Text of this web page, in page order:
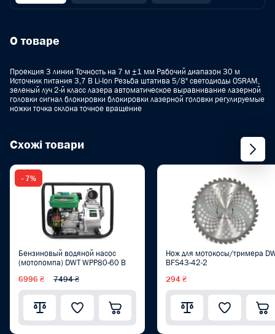
О товаре
Проекция 3 линии Точность на 7 м ±1 мм Рабочий диапазон 30 м
Источник питания 3,7 В Li-Ion Резьба штатива 5/8" светодиоды OSRAM,
зеленый луч 2-й класс лазера автоматическое выравнивание лазерной
головки сигнал блокировки блокировки лазерной головки регулируемые
ножки точка склона точное вращение
Схожі товари
- 7%
Бензиновый водяной насос
(мотопомпа) DWT WPP80-60 B
6996 ₴ 7494 ₴
Нож для мотокосы/тримера
BFS43-42-2
294 ₴